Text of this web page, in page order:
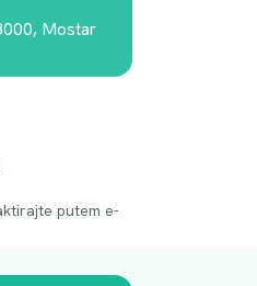
Mostar
putem e-